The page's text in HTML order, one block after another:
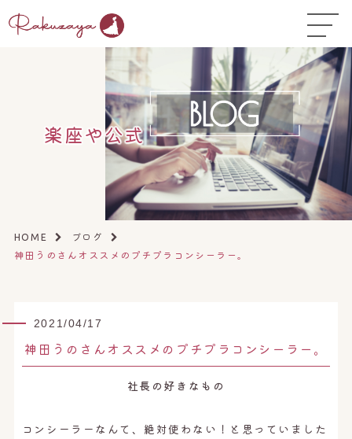
TOP
はじめての方へ
コース料金
よくある質問
お悩み温活ガイド▼
店舗一覧▼
オンラインストア▼
オンライン予約はこちら
楽座や公式
HOME
ブログ
神田うのさんオススメのプチプラコンシーラー。
2021/04/17
神田うのさんオススメのプチプラコンシーラー。
社長の好きなもの
コンシーラーなんて、絶対使わない！と思っていました